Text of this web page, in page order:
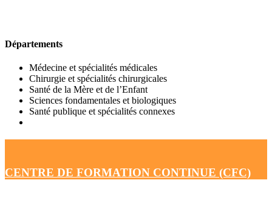
Départements
Médecine et spécialités médicales
Chirurgie et spécialités chirurgicales
Santé de la Mère et de l’Enfant
Sciences fondamentales et biologiques
Santé publique et spécialités connexes
CENTRE DE FORMATION CONTINUE (CFC)